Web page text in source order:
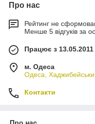
Про нас
Рейтинг не
Менше 5 відгуків за
Працює з 13.05.2011
м. Одеса
Одеса,
Контакти
Про нас